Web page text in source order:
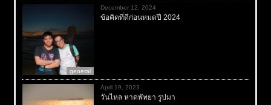
general
December 12, 2024
ข้อคิดที่ดีก่อนหมดปี 2024
April 19, 2023
วันไหล หาดพัทยา รูปมา